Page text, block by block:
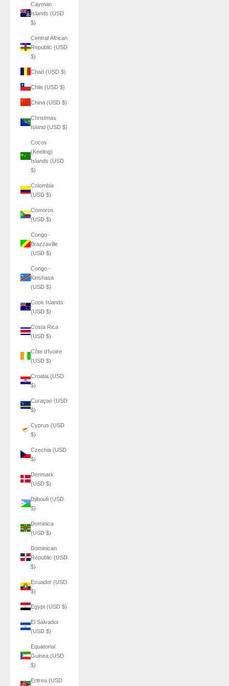
Cayman
Islands (USD
$)
Central African
Republic (USD
$)
Chad (USD $)
Chile (USD $)
China (USD $)
Christmas
Island (USD $)
Cocos
(Keeling)
Islands (USD
$)
Colombia
(USD $)
Comoros
(USD $)
Congo -
Brazzaville
(USD $)
Congo -
Kinshasa
(USD $)
Cook Islands
(USD $)
Costa Rica
(USD $)
Côte d’Ivoire
(USD $)
Croatia (USD
$)
Curaçao (USD
$)
Cyprus (USD
$)
Czechia (USD
$)
Denmark
(USD $)
Djibouti (USD
$)
Dominica
(USD $)
Dominican
Republic (USD
$)
Ecuador (USD
$)
Egypt (USD $)
El Salvador
(USD $)
Equatorial
Guinea (USD
$)
Eritrea (USD